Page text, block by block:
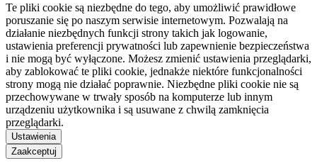
Te pliki cookie są niezbędne do tego, aby umożliwić prawidłowe
poruszanie się po naszym serwisie internetowym. Pozwalają na
działanie niezbędnych funkcji strony takich jak logowanie,
ustawienia preferencji prywatności lub zapewnienie bezpieczeństwa
i nie mogą być wyłączone. Możesz zmienić ustawienia przeglądarki,
aby zablokować te pliki cookie, jednakże niektóre funkcjonalności
strony mogą nie działać poprawnie. Niezbędne pliki cookie nie są
przechowywane w trwały sposób na komputerze lub innym
urządzeniu użytkownika i są usuwane z chwilą zamknięcia
przeglądarki.
Ustawienia
Zaakceptuj